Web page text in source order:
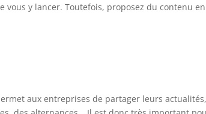
y lancer. Toutefois, proposez du contenu
aux entreprises de partager leurs